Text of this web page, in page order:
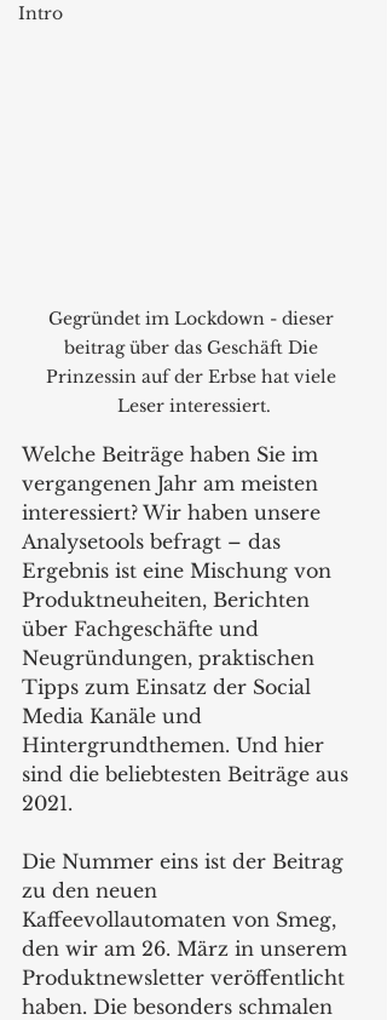
Intro
Gegründet im Lockdown - dieser
beitrag über das Geschäft Die
Prinzessin auf der Erbse hat viele
Leser interessiert.
Welche Beiträge haben Sie im
vergangenen Jahr am meisten
interessiert? Wir haben unsere
Analysetools befragt – das
Ergebnis ist eine Mischung von
Produktneuheiten, Berichten
über Fachgeschäfte und
Neugründungen, praktischen
Tipps zum Einsatz der Social
Media Kanäle und
Hintergrundthemen. Und hier
sind die beliebtesten Beiträge aus
2021.
Die Nummer eins ist der Beitrag
zu den neuen
Kaffeevollautomaten von Smeg,
den wir am 26. März in unserem
Produktnewsletter veröffentlicht
haben. Die besonders schmalen